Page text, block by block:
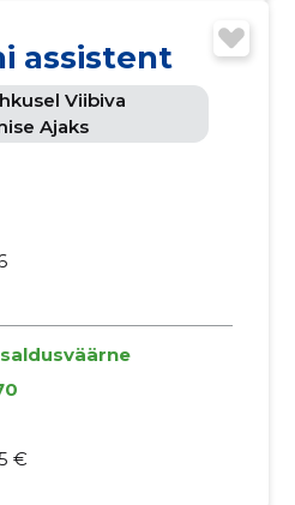
assistent
Viibiva
Ajaks
€